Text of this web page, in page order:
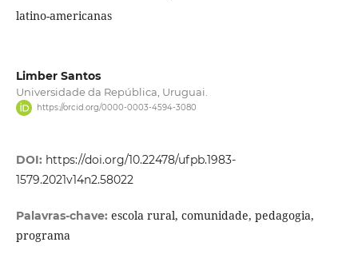
latino-americanas
Limber Santos
Universidade da República, Uruguai.
https://orcid.org/0000-0003-4594-3080
DOI: https://doi.org/10.22478/ufpb.1983-
1579.2021v14n2.58022
Palavras-chave: escola rural, comunidade, pedagogia,
programa